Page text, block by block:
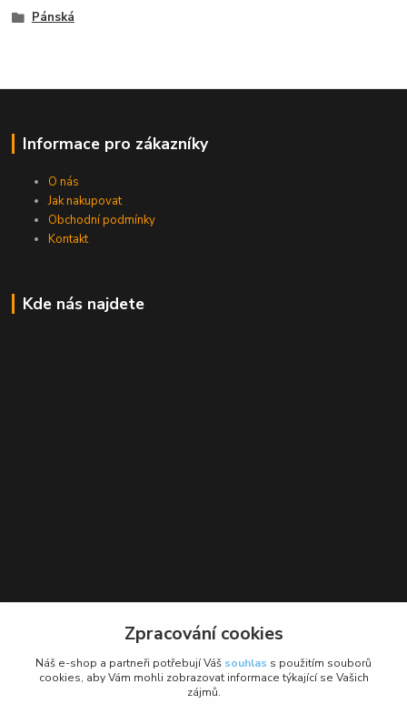
Pánská
Informace pro zákazníky
O nás
Jak nakupovat
Obchodní podmínky
Kontakt
Kde nás najdete
BikeForce.cz
Zpracování cookies
Náš e-shop a partneři potřebují Váš souhlas s použitím souborů
cookies, aby Vám mohli zobrazovat informace týkající se Vašich
zájmů.